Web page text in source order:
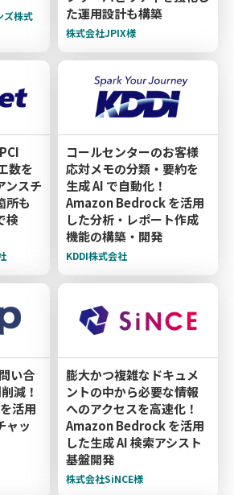
ズ株式
た運用設計も構築
株式会社JPIX様
数を
ンスチ
所も
検
コールセンターのお客様
応対メモの分類・要約を
生成 AI で自動化！
Amazon Bedrock を活用
した分析・レポート作成
機能の構築・開発
KDDI株式会社
い合
減！
活用
ャッ
膨大かつ複雑なドキュメ
ントの中から必要な情報
へのアクセスを高速化！
Amazon Bedrock を活用
した生成 AI 検索アシスト
基盤開発
株式会社SiNCE様